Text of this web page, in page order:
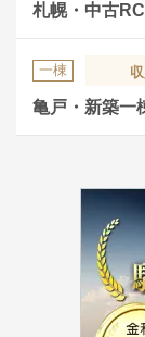
札幌・中古
一棟
亀戸・新築一